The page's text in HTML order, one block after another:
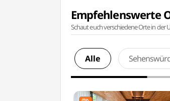
Empfehlenswerte
Schaut euch verschiedene Orte in
Alle